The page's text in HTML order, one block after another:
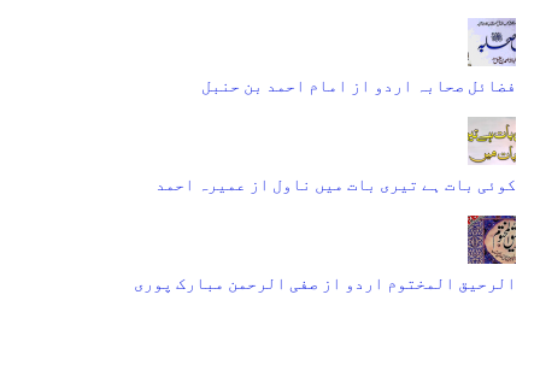
فضائل صحابہ اردو از امام احمد بن حنبل
کوئی بات ہے تیری بات میں ناول از عمیرہ احمد
الرحیق المختوم اردو از صفی الرحمن مبارک پوری